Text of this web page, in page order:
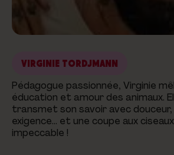
VIRGINIE TORDJMANN
Pédagogue passionnée, Virginie
éducation et amour des animaux.
transmet son savoir avec douceur,
exigence… et une coupe aux ciseaux
impeccable !